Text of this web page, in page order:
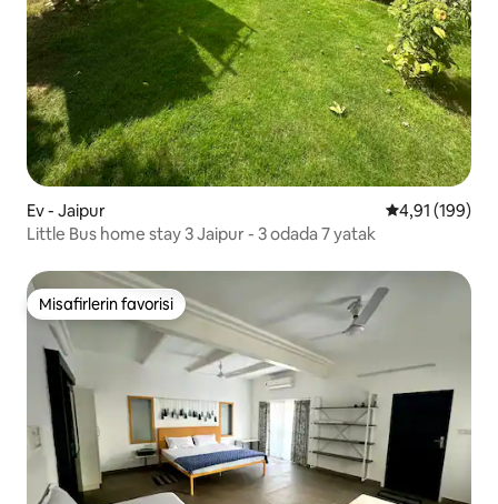
Ev - Jaipur 5 üzerinden
4,91 (199)
Little Bus home stay 3 Jaipur - 3 odada 7 yatak
Misafirlerin favorisi
Misafirlerin favorisi